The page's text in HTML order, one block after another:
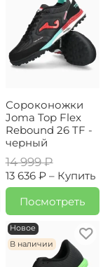
Сороконожки
Joma Top Flex
Rebound 26 TF -
черный
14 999 ₽
13 636 ₽ – Купить
Посмотреть
Новое
В наличии